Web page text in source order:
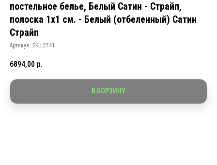
постельное белье, Белый Сатин - Страйп,
полоска 1х1 см. - Белый (отбеленный) Сатин
Страйп
Артикул: SKU:2741
6894,00 р.
В КОРЗИНУ